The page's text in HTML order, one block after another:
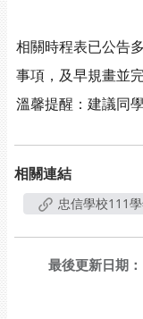
相關時程表已公告
事項，及早規畫並完
溫馨提醒：建議同
相關連結
忠信學校111
最後更新日期：